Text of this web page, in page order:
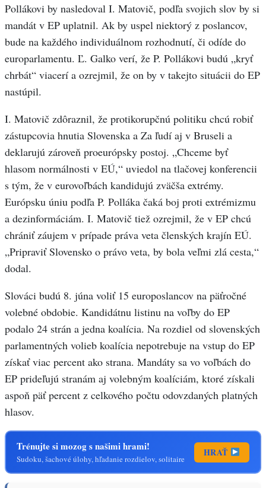
Pollákovi by nasledoval I. Matovič, podľa svojich slov by si
mandát v EP uplatnil. Ak by uspel niektorý z poslancov,
bude na každého individuálnom rozhodnutí, či odíde do
europarlamentu. Ľ. Galko verí, že P. Pollákovi budú „kryť
chrbát“ viacerí a ozrejmil, že on by v takejto situácii do EP
nastúpil.
I. Matovič zdôraznil, že protikorupčnú politiku chcú robiť
zástupcovia hnutia Slovenska a Za ľudí aj v Bruseli a
deklarujú zároveň proeurópsky postoj. „Chceme byť
hlasom normálnosti v EÚ,“ uviedol na tlačovej konferencii
s tým, že v eurovoľbách kandidujú zväčša extrémy.
Európsku úniu podľa P. Polláka čaká boj proti extrémizmu
a dezinformáciám. I. Matovič tiež ozrejmil, že v EP chcú
chrániť záujem v prípade práva veta členských krajín EÚ.
„Pripraviť Slovensko o právo veta, by bola veľmi zlá cesta,“
dodal.
Slováci budú 8. júna voliť 15 europoslancov na päťročné
volebné obdobie. Kandidátnu listinu na voľby do EP
podalo 24 strán a jedna koalícia. Na rozdiel od slovenských
parlamentných volieb koalícia nepotrebuje na vstup do EP
získať viac percent ako strana. Mandáty sa vo voľbách do
EP prideľujú stranám aj volebným koalíciám, ktoré získali
aspoň päť percent z celkového počtu odovzdaných platných
hlasov.
Trénujte si mozog s našimi hrami!
Sudoku, šachové úlohy, hľadanie rozdielov, solitaire
HRAŤ